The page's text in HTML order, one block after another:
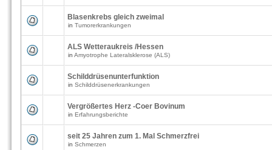
Blasenkrebs gleich zweimal
in Tumorerkrankungen
ALS Wetteraukreis /Hessen
in Amyotrophe Lateralsklerose (ALS)
Schilddrüsenunterfunktion
in Schilddrüsenerkrankungen
Vergrößertes Herz -Coer Bovinum
in Erfahrungsberichte
seit 25 Jahren zum 1. Mal Schmerzfrei
in Schmerzen